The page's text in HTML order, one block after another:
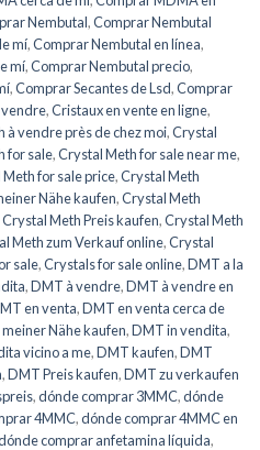
Nembutal,Comprar Nembutal
mí,Comprar Nembutal en línea,
mí,Comprar Nembutal precio,
,Comprar Secantes de Lsd,Comprar
vendre,Cristaux en vente en ligne,
à vendre près de chez moi,Crystal
for sale,Crystal Meth for sale near me,
for sale price,Crystal Meth
Nähe kaufen,Crystal Meth
Crystal Meth Preis kaufen,Crystal Meth
Meth zum Verkauf online,Crystal
sale,Crystals for sale online,DMT a la
,DMT à vendre,DMT à vendre en
en venta,DMT en venta cerca de
Nähe kaufen,DMT in vendita,
vicino a me,DMT kaufen,DMT
,DMT Preis kaufen,DMT zu verkaufen
,dónde comprar 3MMC,dónde
4MMC,dónde comprar 4MMC en
comprar anfetamina líquida,